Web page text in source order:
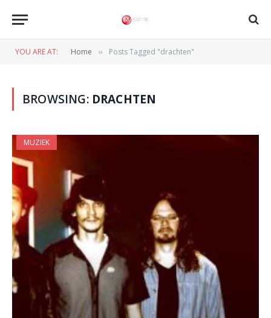
YOU ARE AT: Home » Posts Tagged "drachten"
BROWSING: DRACHTEN
MUZIEK